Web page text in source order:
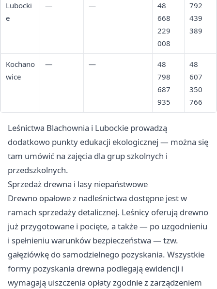
Lubocki
e
— —
48
668
229
008
792
439
389
Kochano
wice
— —
48
798
687
935
48
607
350
766
Leśnictwa Blachownia i Lubockie prowadzą
dodatkowo punkty edukacji ekologicznej — można się
tam umówić na zajęcia dla grup szkolnych i
przedszkolnych.
Sprzedaż drewna i lasy niepaństwowe
Drewno opałowe z nadleśnictwa dostępne jest w
ramach sprzedaży detalicznej. Leśnicy oferują drewno
już przygotowane i pocięte, a także — po uzgodnieniu
i spełnieniu warunków bezpieczeństwa — tzw.
gałęziówkę do samodzielnego pozyskania. Wszystkie
formy pozyskania drewna podlegają ewidencji i
wymagają uiszczenia opłaty zgodnie z zarządzeniem